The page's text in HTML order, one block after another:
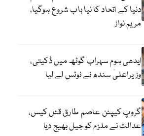
دنیا کے اتحاد کا نیا باب شروع ہوگیا،
مریم نواز
ایدھی ہوم سہراب گوٹھ میں ڈکیتی،
وزیراعلیٰ سندھ نے نوٹس لے لیا
گروپ کیپٹن عاصم طارق قتل کیس،
عدالت نے ملزم کو جیل بھیج دیا